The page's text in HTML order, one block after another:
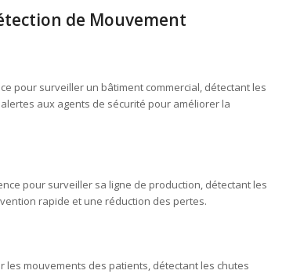
de Mouvement
pour surveiller un bâtiment commercial, détectant les
aux agents de sécurité pour améliorer la
pour surveiller sa ligne de production, détectant les
rapide et une réduction des pertes.
mouvements des patients, détectant les chutes